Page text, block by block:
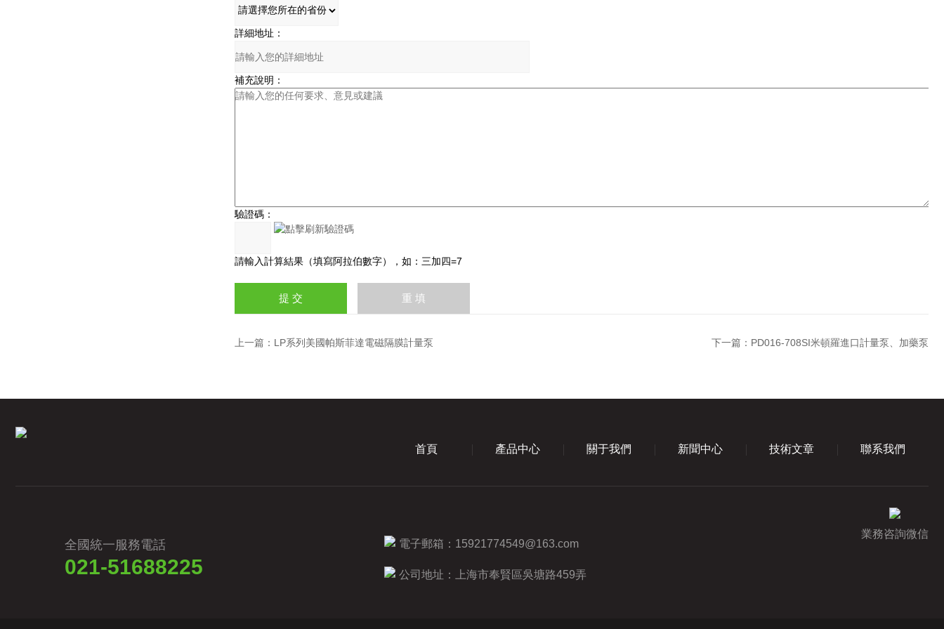
詳細地址：
補充說明：
驗證碼：
請輸入計算結果（填寫阿拉伯數字），如：三加四=7
上一篇： LP系列美國帕斯菲達電磁隔膜計量泵 下一篇： PD016-708SI米頓羅進口計量泵、加藥泵
首頁 產品中心 關于我們 新聞中心 技術文章 聯系我們
全國統一服務電話
021-51688225
電子郵箱： 15921774549@163.com
公司地址：上海市奉賢區吳塘路459弄
業務咨詢微信